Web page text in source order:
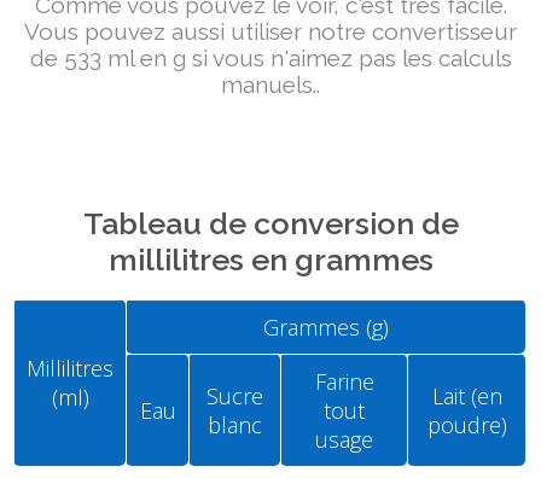
Vous pouvez aussi utiliser notre convertisseur
de 533 ml en g si vous n'aimez pas les calculs
manuels..
Tableau de conversion de
millilitres en grammes
Millilitres
(ml)
Grammes (g)
Eau
Sucre
blanc
Farine
tout
usage
Lait (en
poudre)